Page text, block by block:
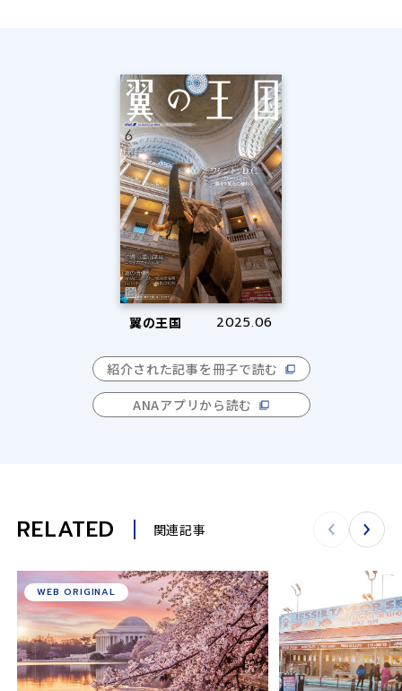
翼の王国 2025.06
紹介された記事を冊子で読む
ANAアプリから読む
RELATED 関連記事
WEB ORIGINAL